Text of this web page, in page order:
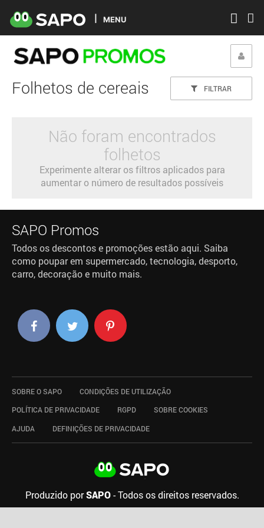
MENU
Folhetos de cereais FILTRAR
Não foram encontrados
folhetos
Experimente alterar os filtros aplicados para
aumentar o número de resultados possíveis
SAPO Promos
Todos os descontos e promoções estão aqui. Saiba
como poupar em supermercado, tecnologia, desporto,
carro, decoração e muito mais.
SOBRE O SAPO
CONDIÇÕES DE UTILIZAÇÃO
POLÍTICA DE PRIVACIDADE
RGPD
SOBRE COOKIES
AJUDA
DEFINIÇÕES DE PRIVACIDADE
Produzido porSAPO- Todos os direitos reservados.